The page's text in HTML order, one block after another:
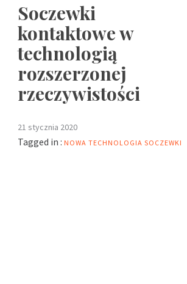
Soczewki
kontaktowe w
technologią
rozszerzonej
rzeczywistości
21 stycznia 2020
Tagged in : NOWA TECHNOLOGIA SOCZEWKI